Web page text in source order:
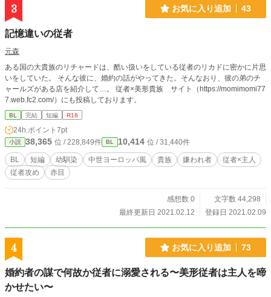
き嫌いがはっきり分かれる内容となっているので、閲覧は何
でもアリの方のみでお願いします。 ※18歳未満の方は閲覧し
ないでください。 ※小説の無断転載・無断使用・自作発言も
禁止です。 【追記】 閲覧や評価等、ありがとうございます。
3 お気に入り追加 43
記憶違いの従者
元森
ある国の大貴族のリチャードは、酷い扱いをしている従者のリカドに密かに片思
いをしていた。 そんな彼に、婚約の話がやってきた。そんなおり、彼の弟のチ
ャールズがある店を紹介して…。 従者×美形貴族 サイト（https://momimomi77
7.web.fc2.com/）にも投稿しております。
BL 完結 短編 R18
24h.ポイント 7pt
小説 38,365 位 / 228,849件 BL 10,414 位 / 31,440件
BL 短編 幼馴染 中世ヨーロッパ風 貴族 嫌われ者
従者×主人
従者攻め
赤目
感想数 0
文字数 44,298
最終更新日 2021.02.12
登録日 2021.02.09
4 お気に入り追加 73
婚約者の謀で何故か従者に溺愛される〜美形従者は主人を啼
かせたい〜